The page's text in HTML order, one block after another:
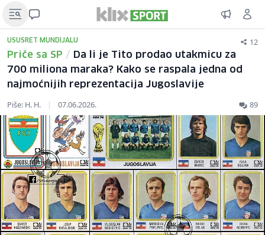
USUSRET MUNDIJALU 12
Priče sa SP / Da li je Tito prodao utakmicu za
700 miliona maraka? Kako se raspala jedna od
najmoćnijih reprezentacija Jugoslavije
Piše: H. H. | 07.06.2026. 89